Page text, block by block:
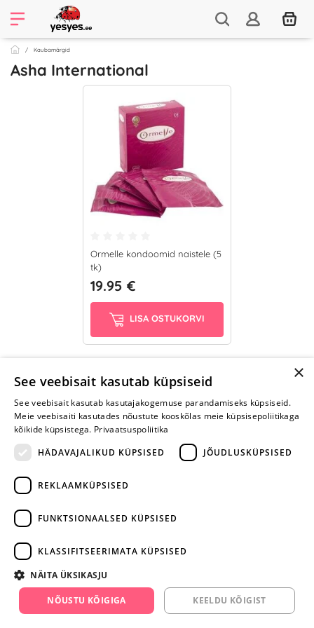
Kaubamärgid
Asha International
Ormelle kondoomid naistele (5
tk)
19.95 €
LISA OSTUKORVI
facebook.com/yesyes.ee
Instagram/yesyes.ee
×
See veebisait kasutab küpsiseid
See veebisait kasutab kasutajakogemuse parandamiseks küpsiseid.
Meie veebisaiti kasutades nõustute kooskõlas meie küpsisepoliitikaga
kõikide küpsistega. Privaatsuspoliitika
HÄDAVAJALIKUD KÜPSISED
JÕUDLUSKÜPSISED
REKLAAMKÜPSISED
FUNKTSIONAALSED KÜPSISED
KLASSIFITSEERIMATA KÜPSISED
NÄITA ÜKSIKASJU
NÕUSTU KÕIGIGA KEELDU KÕIGIST